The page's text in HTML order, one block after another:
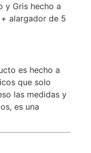
y Gris hecho a
alargador de 5
es hecho a
que solo
las medidas y
es una